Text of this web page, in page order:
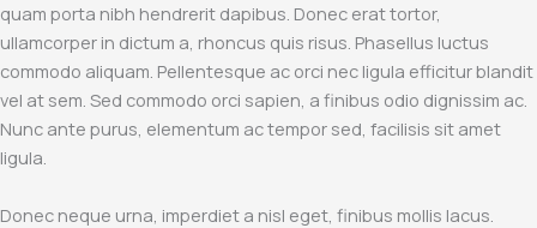
quam porta nibh hendrerit dapibus. Donec erat tortor,
ullamcorper in dictum a, rhoncus quis risus. Phasellus luctus
commodo aliquam. Pellentesque ac orci nec ligula efficitur blandit
vel at sem. Sed commodo orci sapien, a finibus odio dignissim ac.
Nunc ante purus, elementum ac tempor sed, facilisis sit amet
ligula.
Donec neque urna, imperdiet a nisl eget, finibus mollis lacus.